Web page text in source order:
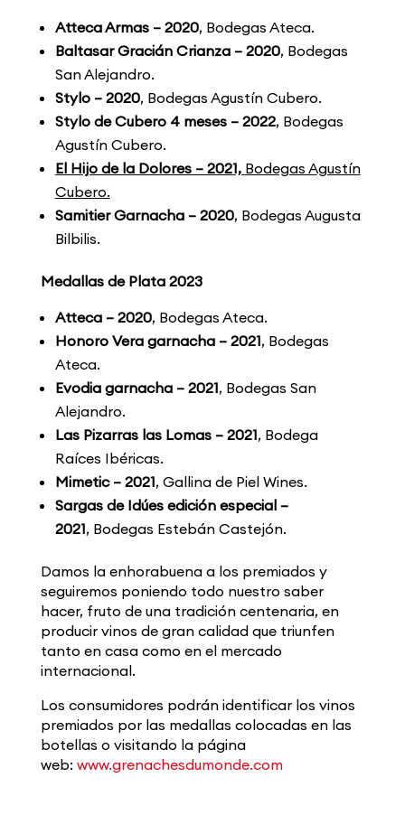
Atteca Armas – 2020, Bodegas Ateca.
Baltasar Gracián Crianza – 2020, Bodegas
San Alejandro.
Stylo – 2020, Bodegas Agustín Cubero.
Stylo de Cubero 4 meses – 2022, Bodegas
Agustín Cubero.
El Hijo de la Dolores – 2021, Bodegas Agustín
Cubero.
Samitier Garnacha – 2020, Bodegas Augusta
Bilbilis.
Medallas de Plata 2023
Atteca – 2020, Bodegas Ateca.
Honoro Vera garnacha – 2021, Bodegas
Ateca.
Evodia garnacha – 2021, Bodegas San
Alejandro.
Las Pizarras las Lomas – 2021, Bodega
Raíces Ibéricas.
Mimetic – 2021, Gallina de Piel Wines.
Sargas de Idúes edición especial –
2021, Bodegas Estebán Castejón.
Damos la enhorabuena a los premiados y
seguiremos poniendo todo nuestro saber
hacer, fruto de una tradición centenaria, en
producir vinos de gran calidad que triunfen
tanto en casa como en el mercado
internacional.
Los consumidores podrán identificar los vinos
premiados por las medallas colocadas en las
botellas o visitando la página
web: www.grenachesdumonde.com